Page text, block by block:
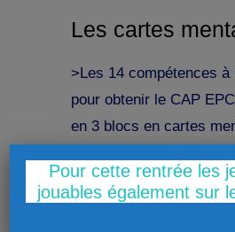
Les cartes
>Les 14 compétences
pour obtenir le CAP
en 3 blocs en cartes
>Exemple de mise en
une salle
Pour cette rentrée les
jouables également sur